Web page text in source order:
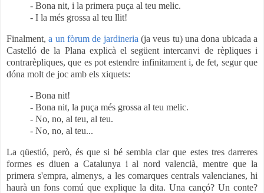
- Bona nit, i la primera puça al teu melic.
- I la més grossa al teu llit!
Finalment,a un fòrum de jardineria (ja veus tu) una dona ubicada a
Castelló de la Plana explicà el següent intercanvi de rèpliques i
contrarèpliques, que es pot estendre infinitament i, de fet, segur que
dóna molt de joc amb els xiquets:
- Bona nit!
- Bona nit, la puça més grossa al teu melic.
- No, no, al teu, al teu.
- No, no, al teu...
La qüestió, però, és que si bé sembla clar que estes tres darreres
formes es diuen a Catalunya i al nord valencià, mentre que la
primera s'empra, almenys, a les comarques centrals valencianes, hi
haurà un fons comú que explique la dita. Una cançó? Un conte?